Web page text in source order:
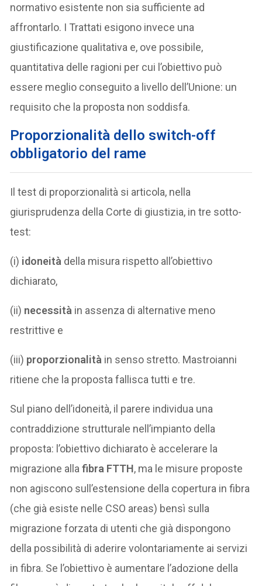
normativo esistente non sia sufficiente ad
affrontarlo. I Trattati esigono invece una
giustificazione qualitativa e, ove possibile,
quantitativa delle ragioni per cui l’obiettivo può
essere meglio conseguito a livello dell’Unione: un
requisito che la proposta non soddisfa.
Proporzionalità dello switch-off
obbligatorio del rame
Il test di proporzionalità si articola, nella
giurisprudenza della Corte di giustizia, in tre sotto-
test:
(i) idoneità della misura rispetto all’obiettivo
dichiarato,
(ii) necessità in assenza di alternative meno
restrittive e
(iii) proporzionalità in senso stretto. Mastroianni
ritiene che la proposta fallisca tutti e tre.
Sul piano dell’idoneità, il parere individua una
contraddizione strutturale nell’impianto della
proposta: l’obiettivo dichiarato è accelerare la
migrazione allafibra FTTH, ma le misure proposte
non agiscono sull’estensione della copertura in fibra
(che già esiste nelle CSO areas) bensì sulla
migrazione forzata di utenti che già dispongono
della possibilità di aderire volontariamente ai servizi
in fibra. Se l’obiettivo è aumentare l’adozione della